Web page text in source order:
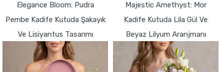
Elegance Bloom: Pudra
Pembe Kadife Kutuda Şakayık
Ve Lisiyantus Tasarımı
Majestic Amethyst: Mor
Kadife Kutuda Lila Gül Ve
Beyaz Lilyum Aranjmanı